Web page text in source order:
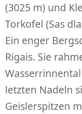
(3025 m) und
Torkofel (Sas
Ein enger
Rigais. Sie
letzten Nadeln
Geislerspitzen